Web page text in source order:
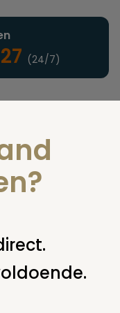
(24/7)
financiering uit